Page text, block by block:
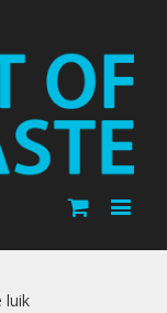
luik